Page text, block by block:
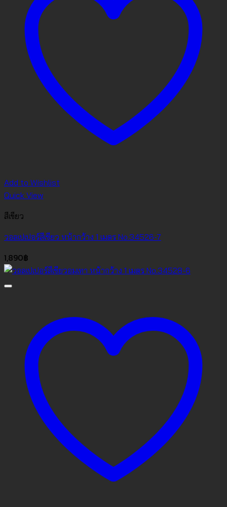
Add to Wishlist
Quick View
สีเขียว
วอลเปเปอร์สีเขียว หน้ากว้าง 1 เมตร No.34526-7
1,890฿